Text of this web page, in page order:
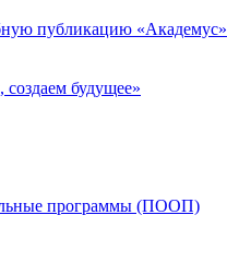
публикацию «Академус»
будущее»
программы (ПООП)